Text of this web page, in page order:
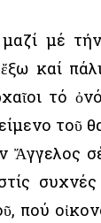
μαζί μέ
καί
τό
Ἄγγελος
συχνές
πού